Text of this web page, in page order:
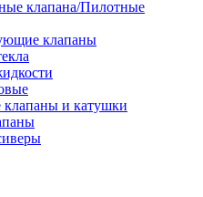
клапана/Пилотные
клапаны
и катушки